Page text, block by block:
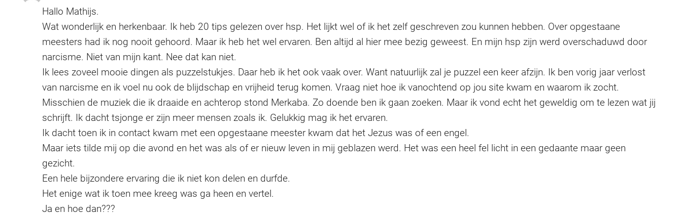
Hallo Mathijs.
Wat wonderlijk en herkenbaar. Ik heb 20 tips gelezen over hsp. Het lijkt wel of ik het zelf geschreven zou kunnen hebben. Over opgestaane
meesters had ik nog nooit gehoord. Maar ik heb het wel ervaren. Ben altijd al hier mee bezig geweest. En mijn hsp zijn werd overschaduwd door
narcisme. Niet van mijn kant. Nee dat kan niet.
Ik lees zoveel mooie dingen als puzzelstukjes. Daar heb ik het ook vaak over. Want natuurlijk zal je puzzel een keer afzijn. Ik ben vorig jaar verlost
van narcisme en ik voel nu ook de blijdschap en vrijheid terug komen. Vraag niet hoe ik vanochtend op jou site kwam en waarom ik zocht.
Misschien de muziek die ik draaide en achterop stond Merkaba. Zo doende ben ik gaan zoeken. Maar ik vond echt het geweldig om te lezen wat jij
schrijft. Ik dacht tsjonge er zijn meer mensen zoals ik. Gelukkig mag ik het ervaren.
Ik dacht toen ik in contact kwam met een opgestaane meester kwam dat het Jezus was of een engel.
Maar iets tilde mij op die avond en het was als of er nieuw leven in mij geblazen werd. Het was een heel fel licht in een gedaante maar geen
gezicht.
Een hele bijzondere ervaring die ik niet kon delen en durfde.
Het enige wat ik toen mee kreeg was ga heen en vertel.
Ja en hoe dan???